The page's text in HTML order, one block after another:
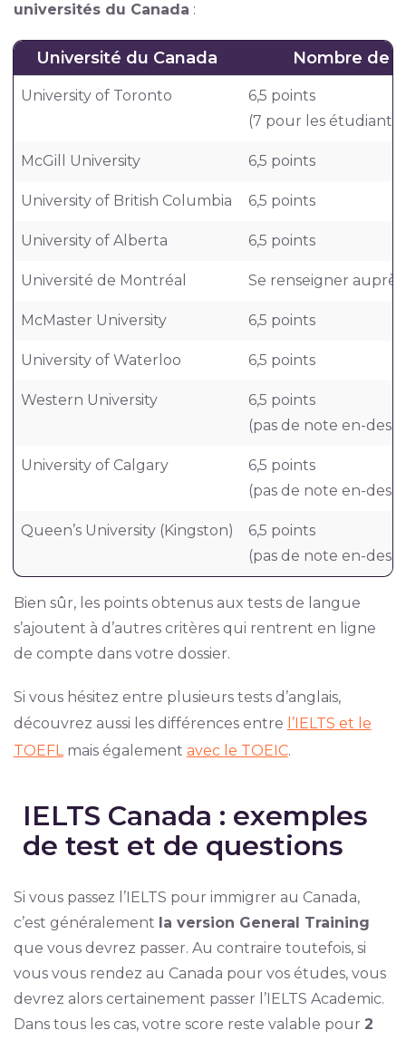
universités du Canada :
Université du Canada Nombre de
University of Toronto
6,5 points
(7 pour les étudiants
McGill University 6,5 points
University of British Columbia 6,5 points
University of Alberta 6,5 points
Université de Montréal Se renseigner
McMaster University 6,5 points
University of Waterloo 6,5 points
Western University
6,5 points
(pas de note en-
University of Calgary
6,5 points
(pas de note en-
Queen’s University (Kingston)
6,5 points
(pas de note en-
Bien sûr, les points obtenus aux tests de langue
s’ajoutent à d’autres critères qui rentrent en ligne
de compte dans votre dossier.
Si vous hésitez entre plusieurs tests d’anglais,
découvrez aussi les différences entre l’IELTS et le
TOEFLmais également avec le TOEIC.
IELTS Canada : exemples
de test et de questions
Si vous passez l’IELTS pour immigrer au Canada,
c’est généralement la version General Training
que vous devrez passer. Au contraire toutefois, si
vous vous rendez au Canada pour vos études, vous
devrez alors certainement passer l’IELTS Academic.
Dans tous les cas, votre score reste valable pour 2